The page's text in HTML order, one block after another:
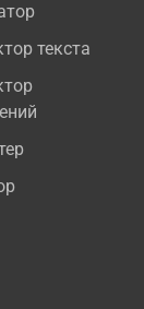
текста